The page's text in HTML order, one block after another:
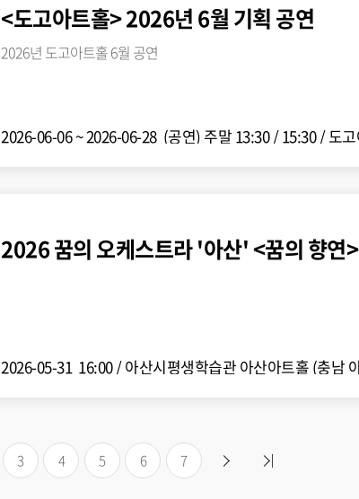
<도고아트홀> 2026년 6월 기획 공연
2026년 도고아트홀 6월 공연
2026-06-06 ~ 2026-06-28 (공연) 주말 13:30 / 15:30/도
2026 꿈의 오케스트라 '아산' <꿈의 향
2026-05-31 16:00/아산시평생학습관 아산아트홀 (충남
3 4 5 6 7